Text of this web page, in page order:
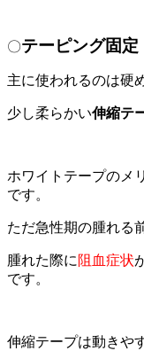
〇テーピング固定
主に使われるのは硬
少し柔らかい伸縮テ
ホワイトテープのメ
です。
ただ急性期の腫れる
腫れた際に 阻血症状
です。
伸縮テープは動きや